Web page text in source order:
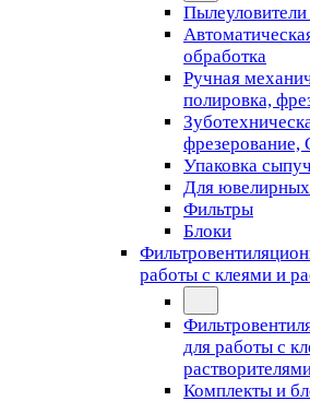
Пылеуловители
обработка
Ручная
полировка,
фрезерование,
Упаковка
Для
Фильтры
Блоки
работы с клеями и
для работы с
Комплекты и